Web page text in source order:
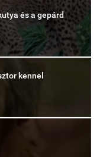
és a gepárd
kennel